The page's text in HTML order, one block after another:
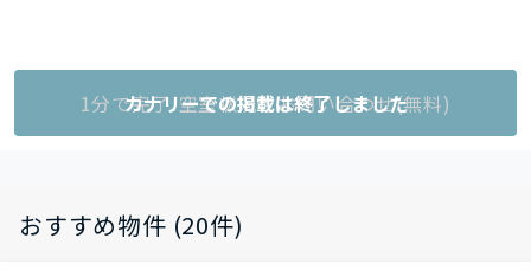
1分で完了!空室状況をお問い合わせ(無料)
カナリーでの掲載は終了しました
おすすめ物件 (20件)